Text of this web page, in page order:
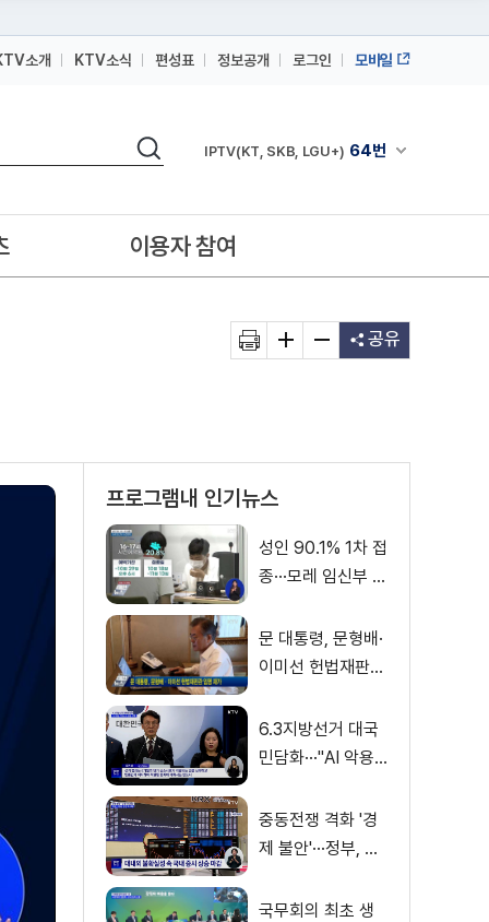
소개 KTV소식 편성표 정보공개 로그인 모바일
검색 채널안내 펼쳐
IPTV(KT, SKB, LGU+) 64번
IPTV(KT, SKB, LGU+)
이용자 참여
공유
프로그램내 인기뉴스
성인 90.1% 1차 접
종···모레 임신부 사
문 대통령, 문형배·
이미선 헌법재판관
6.3지방선거 대국
민담화···"AI 악용
중동전쟁 격화 '경
제 불안'···정부, 금
소화
국무회의 최초 생